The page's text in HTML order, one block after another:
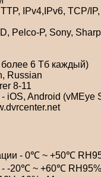
IPv4,IPv6, TCP/
Pelco-P, Sony,
более 6 Tб каждый)
Russian
8-11
iOS, Android (vMEye
- 0℃ ~ +50℃
- -20℃ ~ +60℃